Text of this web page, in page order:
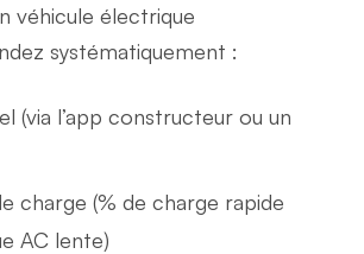
véhicule électrique
systématiquement :
(via l’app constructeur ou un
charge (% de charge rapide
AC lente)